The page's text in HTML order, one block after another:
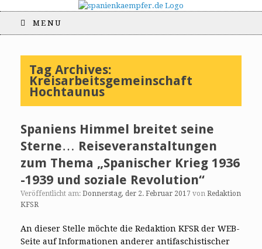
MENU
Tag Archives:
Kreisarbeitsgemeinschaft
Hochtaunus
Spaniens Himmel breitet seine
Sterne… Reiseveranstaltungen
zum Thema „Spanischer Krieg 1936
-1939 und soziale Revolution“
Veröffentlicht am: Donnerstag, der 2. Februar 2017 von Redaktion
KFSR
An dieser Stelle möchte die Redaktion KFSR der WEB-
Seite auf Informationen anderer antifaschistischer